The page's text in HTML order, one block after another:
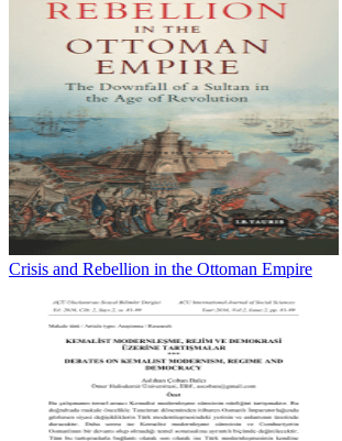
Crisis and Rebellion in the Ottoman Empire